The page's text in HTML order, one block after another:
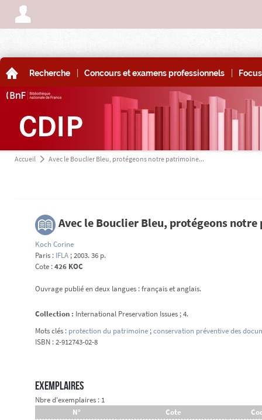
A
A Recherche | Concours et examens professionnels | Focus
Accueil a Avec le Bouclier Bleu, protégeons notre patrimoine...
3 Avec le Bouclier Bleu, protégeons
Koch Corine
Paris : IFLA ; 2003. 36 p.
Cote :426 KOC
Ouvrage publié en deux langues : français et anglais.
Collection : International Preservation Issues ; 4.
Mots clés : protection du patrimoine ;conservation préventive des
ISBN : 2-912743-02-8
Exemplaires
Nbre d'exemplaires : 1
N°
Cote